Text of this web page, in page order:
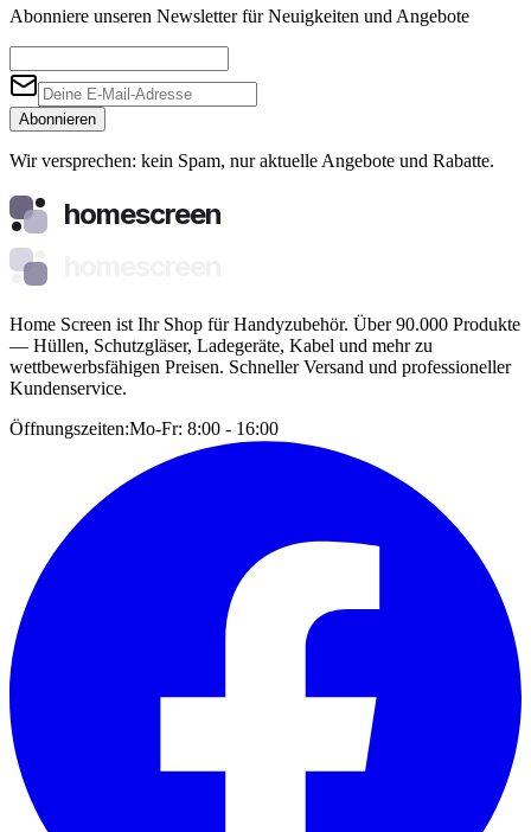
Abonniere unseren Newsletter für Neuigkeiten und Angebote
Abonnieren
Wir versprechen: kein Spam, nur aktuelle Angebote und Rabatte.
homescreen
Home Screen ist Ihr Shop für Handyzubehör. Über 90.000 Produkte
— Hüllen, Schutzgläser, Ladegeräte, Kabel und mehr zu
wettbewerbsfähigen Preisen. Schneller Versand und professioneller
Kundenservice.
Öffnungszeiten:Mo-Fr: 8:00 - 16:00